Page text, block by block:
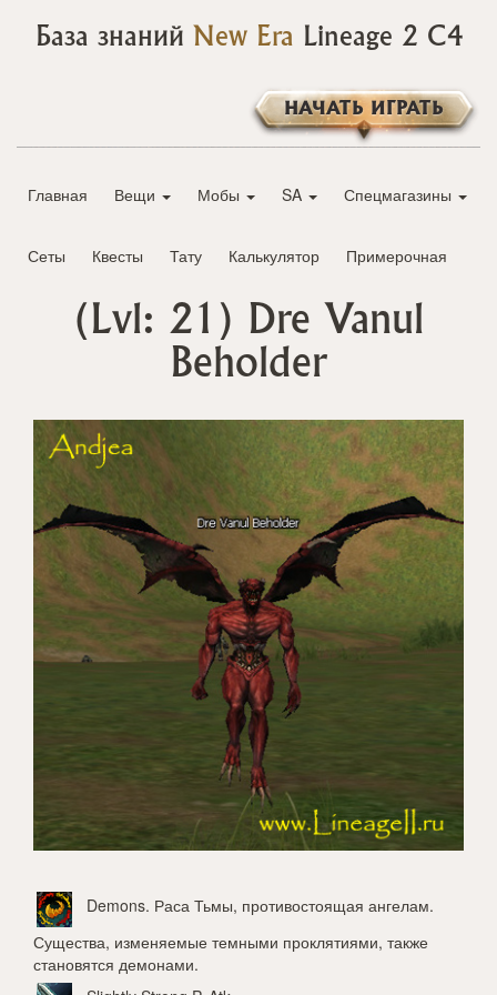
База знаний New Era Lineage 2 C4
НАЧАТЬ ИГРАТЬ
Главная Вещи Мобы SA Спецмагазины
Сеты Квесты Тату Калькулятор Примерочная
(Lvl: 21) Dre Vanul
Beholder
Demons. Раса Тьмы, противостоящая ангелам.
Существа, изменяемые темными проклятиями, также
становятся демонами.